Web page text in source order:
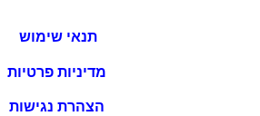
תנאי שימוש
מדיניות פרטיות
הצהרת נגישות